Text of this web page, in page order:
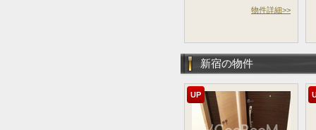
物件詳細>>
新宿の物件
UP